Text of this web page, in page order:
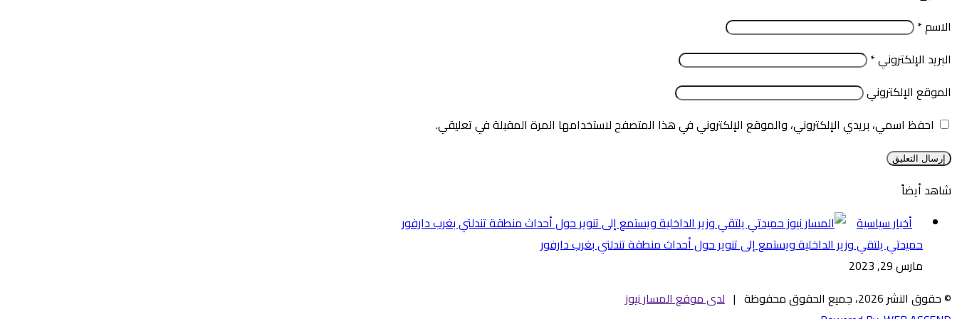
الاسم*
البريد الإلكتروني*
الموقع الإلكتروني
احفظ اسمي، بريدي الإلكتروني، والموقع الإلكتروني في هذا المتصفح لاستخدامها المرة المقبلة في تعليقي.
شاهد أيضاً
أخبار سياسية
حميدتي يلتقي وزير الداخلية ويستمع إلى تنوير حول أحداث منطقة تندلتي بغرب دارفور
مارس 29, 2023
© حقوق النشر 2026، جميع الحقوق محفوظة |
لدى موقع المسار نيوز